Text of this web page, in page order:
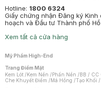
Hotline: 1800 6324
Giấy chứng nhận Đăng ký Kinh
hoạch và Đầu tư Thành phố
Xem tất cả cửa hàng
Mỹ Phẩm High-End
Trang Điểm Mặt
Kem Lót /Kem Nền /Phấn Nền /BB / CC
Che Khuyết Điểm /Má Hồng /Tạo Khối